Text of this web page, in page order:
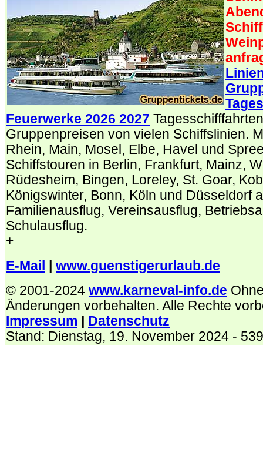
Feuerwerke 2026 2027
Gruppenpreisen von vielen Schiffslinien.
Rhein, Main, Mosel, Elbe, Havel und
Schiffstouren in Berlin, Frankfurt, Mainz,
Rüdesheim, Bingen, Loreley, St. Goar,
Königswinter, Bonn, Köln und Düsseldorf
Familienausflug, Vereinsausflug,
Schulausflug.
+
E-Mail
www.guenstigerurlaub.de
© 2001-2024 www.karneval-info.de
Änderungen vorbehalten. Alle Rechte
Impressum
Datenschutz
Stand: Dienstag, 19. November 2024 -